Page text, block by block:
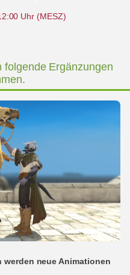
Uhr (MESZ)
Ergänzungen
neue Animationen